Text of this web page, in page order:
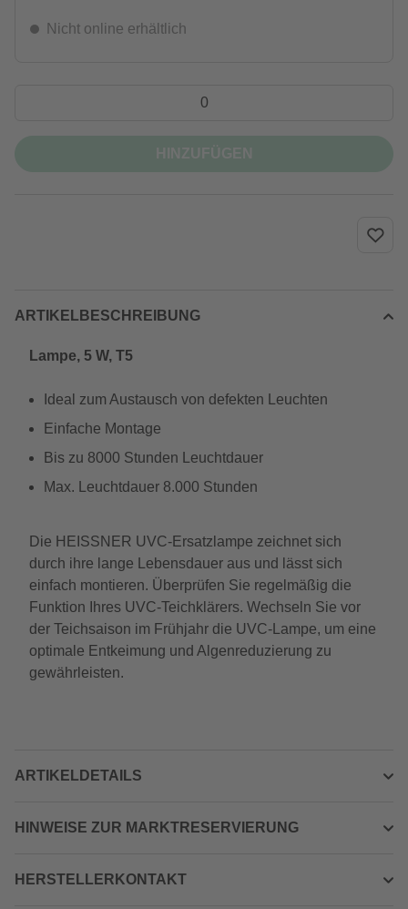
Nicht online erhältlich
ARTIKELBESCHREIBUNG
Lampe, 5 W, T5
Ideal zum Austausch von defekten Leuchten
Einfache Montage
Bis zu 8000 Stunden Leuchtdauer
Max. Leuchtdauer 8.000 Stunden
Die HEISSNER UVC-Ersatzlampe zeichnet sich
durch ihre lange Lebensdauer aus und lässt sich
einfach montieren. Überprüfen Sie regelmäßig die
Funktion Ihres UVC-Teichklärers. Wechseln Sie vor
der Teichsaison im Frühjahr die UVC-Lampe, um eine
optimale Entkeimung und Algenreduzierung zu
gewährleisten.
ARTIKELDETAILS
HINWEISE ZUR MARKTRESERVIERUNG
HERSTELLERKONTAKT